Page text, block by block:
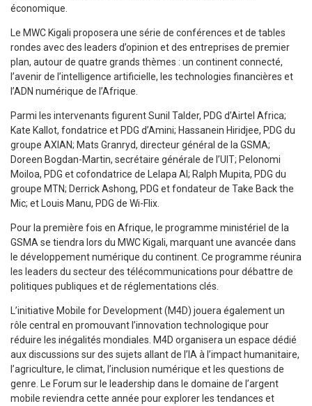
économique.
Le MWC Kigali proposera une série de conférences et de tables
rondes avec des leaders d’opinion et des entreprises de premier
plan, autour de quatre grands thèmes : un continent connecté,
l’avenir de l’intelligence artificielle, les technologies financières et
l’ADN numérique de l’Afrique.
Parmi les intervenants figurent Sunil Talder, PDG d’Airtel Africa;
Kate Kallot, fondatrice et PDG d’Amini; Hassanein Hiridjee, PDG du
groupe AXIAN; Mats Granryd, directeur général de la GSMA;
Doreen Bogdan-Martin, secrétaire générale de l’UIT; Pelonomi
Moiloa, PDG et cofondatrice de Lelapa AI; Ralph Mupita, PDG du
groupe MTN; Derrick Ashong, PDG et fondateur de Take Back the
Mic; et Louis Manu, PDG de Wi-Flix.
Pour la première fois en Afrique, le programme ministériel de la
GSMA se tiendra lors du MWC Kigali, marquant une avancée dans
le développement numérique du continent. Ce programme réunira
les leaders du secteur des télécommunications pour débattre de
politiques publiques et de réglementations clés.
L’initiative Mobile for Development (M4D) jouera également un
rôle central en promouvant l’innovation technologique pour
réduire les inégalités mondiales. M4D organisera un espace dédié
aux discussions sur des sujets allant de l’IA à l’impact humanitaire,
l’agriculture, le climat, l’inclusion numérique et les questions de
genre. Le Forum sur le leadership dans le domaine de l’argent
mobile reviendra cette année pour explorer les tendances et